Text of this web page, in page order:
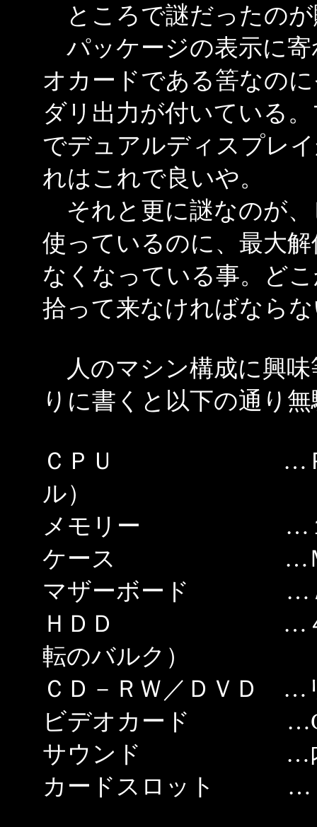
ところで謎だったの
パッケージの表示に寄
オカードである筈なの
ダリ出力が付いている
でデュアルディスプレ
れはこれで良いや。
それと更に謎なのが、
使っているのに、最大
なくなっている事。ど
拾って来なければなら
人のマシン構成に興味
りに書くと以下の通り
ＣＰＵ …Ｐ３ ８
ル）
メモリー …１２
ケース …ＭＴ－
マザーボード …Ａ
ＨＤＤ …４０Ｇ
転のバルク）
ＣＤ－ＲＷ／ＤＶＤ …
ビデオカード
サウンド …
カードスロット …Ｌ